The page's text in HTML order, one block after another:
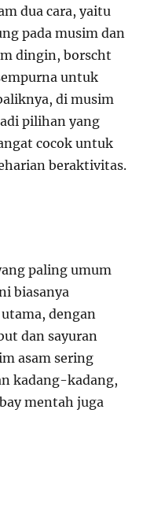
dua cara, yaitu
pada musim dan
dingin, borscht
untuk
di musim
pilihan yang
cocok untuk
beraktivitas.
paling umum
biasanya
dengan
dan sayuran
asam sering
kadang-kadang,
mentah juga